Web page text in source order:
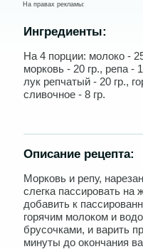
На правах рекламы:
Ингредиенты:
На 4 порции: молоко -
морковь - 20 гр., репа -
лук репчатый - 20 гр.,
сливочное - 8 гр.
Описание рецепта:
Морковь и репу,
слегка пассировать на
добавить к
горячим молоком и
брусочками, и варить
минуты до окончания